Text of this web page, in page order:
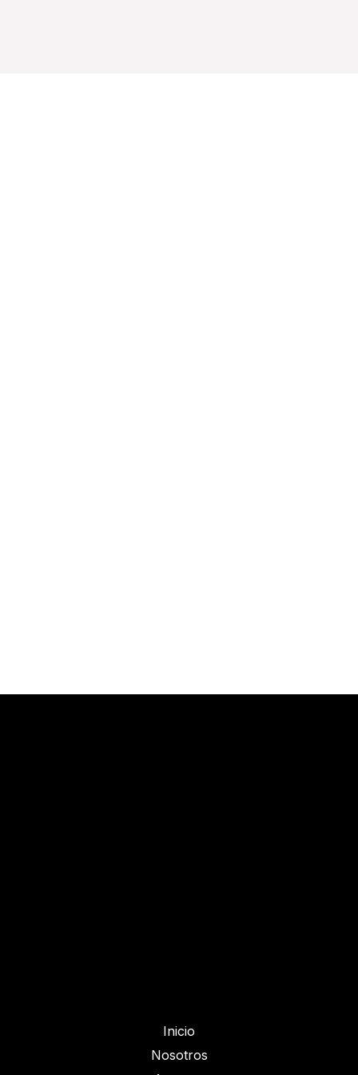
Inicio
Nosotros